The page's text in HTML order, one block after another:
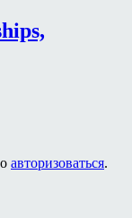
авторизоваться.